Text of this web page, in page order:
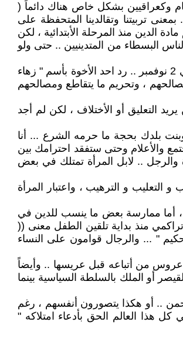
عام وكعراقيين بشكل خاص هناك دائماً (
تربيتنا وتقالدينا المتحفظة على
الدين منذ المرحلة الأبتدائية ، لكن
البسطاء من المتدينيين .. حتى ولو
رد على مقالي الموسوم " هيلاري كلنتون .. هل سيصافحها المعممين منعاً للأحراج ..! ( * ) والمنشور على موقع صوت العراق يوم الثلاثاء الماضي 2 نوفمبر .. رد احد الأخوة بأسم " زهاء
، وتحريم ما يتقاطع ومصالحهم
التعليق أو الأختلاف ، لكن لم أجد
بلدك بحجة ما حرمه الشرع ... أنا
والأعلام وحتى ستفقد احترامك بين
والرجل .. لابل المرأة تمتلك في بعض
التعليب و الترهيب ، واعتبار المرأة
، أما ممارسة بعض ما ينسب للدين في
منذ بداية تلقين الطفل معنى ((
" ... والرجال قوامون على النساء
عروس من أتباعه قبل عريسها .. وأيضاً
أو الملك بالسلطة السياسية بينما
.. أو هكذا يتصورون أنفسهم ، رغم
هذا العالم الحق بأدعاء امتلاكه "